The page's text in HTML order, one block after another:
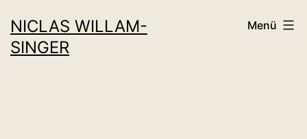
Inhalt
springen
NICLAS WILLAM-
SINGER
Menü